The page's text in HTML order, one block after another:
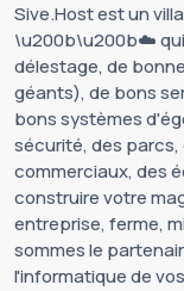
Sive.Host est un
\u200b\u200b☁️ qui
délestage, de
géants), de bons
bons systèmes
sécurité, des
commerciaux, des
construire votre
entreprise, ferme,
sommes le
l'informatique de